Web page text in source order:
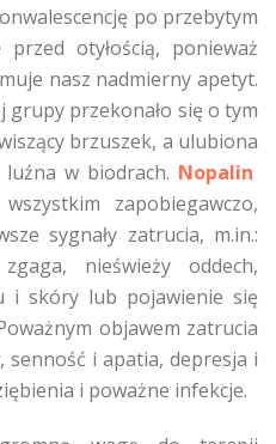
po przebytym
otyłością, ponieważ
nasz nadmierny apetyt.
przekonało się o tym
brzuszek, a ulubiona
w biodrach. Nopalin
zapobiegawczo,
sygnały zatrucia, m.in.:
nieświeży oddech,
i skóry lub pojawienie się
objawem zatrucia
senność i apatia, depresja i
i poważne infekcje.